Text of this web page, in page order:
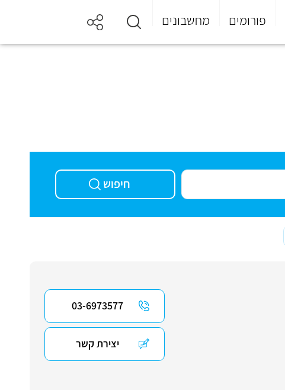
פורומים מחשבונים
חיפוש
03-6973577
יצירת קשר